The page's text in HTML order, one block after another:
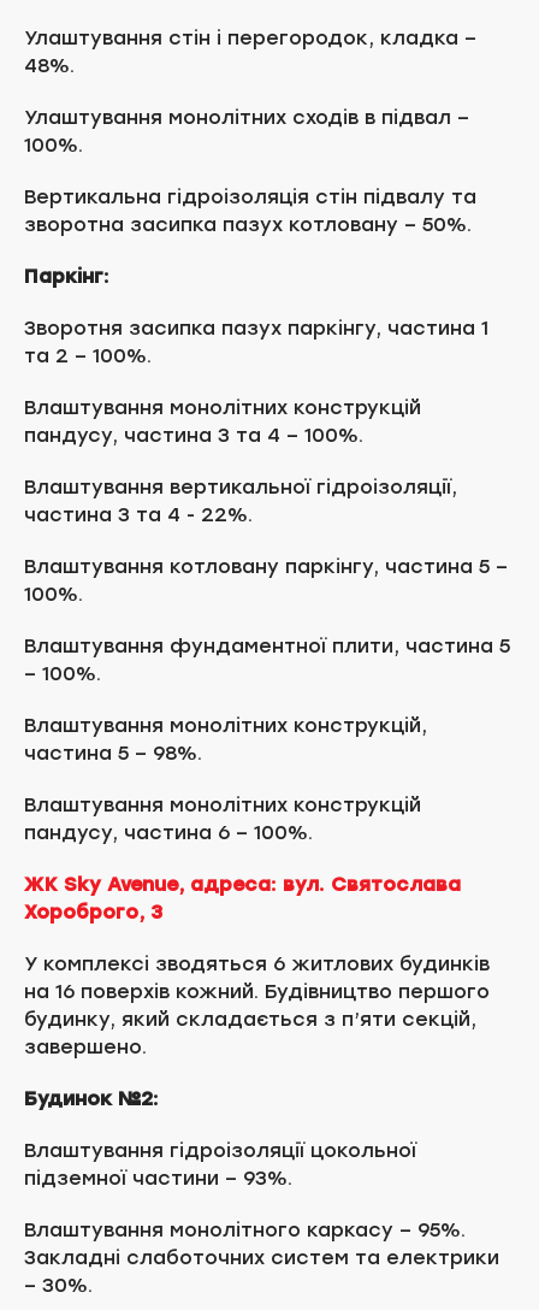
Улаштування стін і перегородок, кладка –
48%.
Улаштування монолітних сходів в підвал –
100%.
Вертикальна гідроізоляція стін підвалу та
зворотна засипка пазух котловану – 50%.
Паркінг:
Зворотня засипка пазух паркінгу, частина 1
та 2 – 100%.
Влаштування монолітних конструкцій
пандусу, частина 3 та 4 – 100%.
Влаштування вертикальної гідроізоляції,
частина 3 та 4 - 22%.
Влаштування котловану паркінгу, частина 5 –
100%.
Влаштування фундаментної плити, частина 5
– 100%.
Влаштування монолітних конструкцій,
частина 5 – 98%.
Влаштування монолітних конструкцій
пандусу, частина 6 – 100%.
ЖК Sky Avenue, адреса: вул. Святослава
Хороброго, 3
У комплексі зводяться 6 житлових будинків
на 16 поверхів кожний. Будівництво першого
будинку, який складається з п’яти секцій,
завершено.
Будинок №2:
Влаштування гідроізоляції цокольної
підземної частини – 93%.
Влаштування монолітного каркасу – 95%.
Закладні слаботочних систем та електрики
– 30%.